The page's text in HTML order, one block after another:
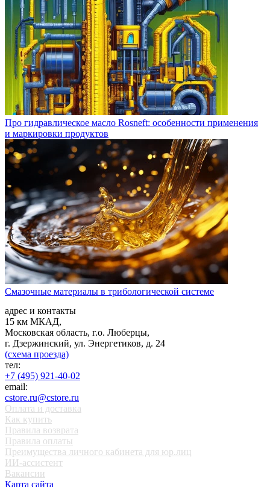
Про гидравлическое масло Rosneft: особенности применения
и маркировки продуктов
Смазочные материалы в трибологической системе
адрес и контакты
15 км МКАД,
Московская область, г.о. Люберцы,
г. Дзержинский, ул. Энергетиков, д. 24
(схема проезда)
тел:
+7 (495) 921-40-02
email:
cstore.ru@cstore.ru
Оплата и доставка
Как купить
Правила возврата
Правила оплаты
Преимущества личного кабинета для юр.лиц
ИИ-ассистент
Вакансии
Карта сайта